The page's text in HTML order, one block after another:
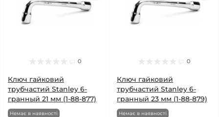
0
Ключ гайковий
трубчастий Stanley 6-
гранный 21 мм (1-88-877)
Немає в наявності
0
Ключ гайковий
трубчастий Stanley 6-
гранный 23 мм (1-88-879)
Немає в наявності